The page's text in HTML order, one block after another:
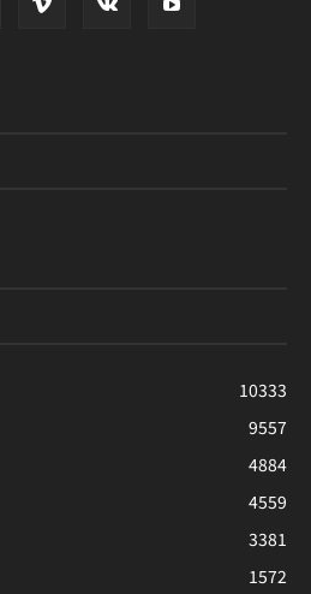
10333
9557
4884
4559
3381
1572